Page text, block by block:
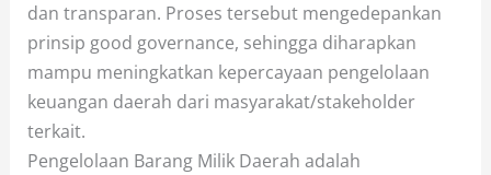
dan transparan. Proses tersebut mengedepankan
prinsip good governance, sehingga diharapkan
mampu meningkatkan kepercayaan pengelolaan
keuangan daerah dari masyarakat/stakeholder
terkait.
Pengelolaan Barang Milik Daerah adalah